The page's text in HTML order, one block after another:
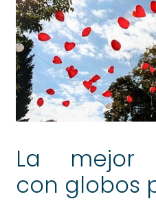
La mejor
con globos